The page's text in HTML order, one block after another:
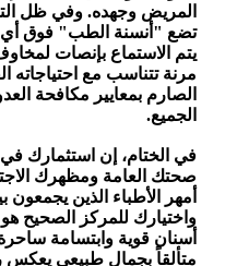
المريض وجهده. وفي ظل
تضع "أنسنة الطب" فوق أي
يتم الاستماع بإنصات
مرنة تتناسب مع احتياجاته
الصارم بمعايير مكافحة
الجميع.
في الختام، إن استثمارك
صحتك العامة ومظهرك
أمهر الأطباء الذين يجمعون
واختيارك للمركز الصحيح
أسنان قوية وابتسامة
متألقاً بجمال طبيعي يعكس